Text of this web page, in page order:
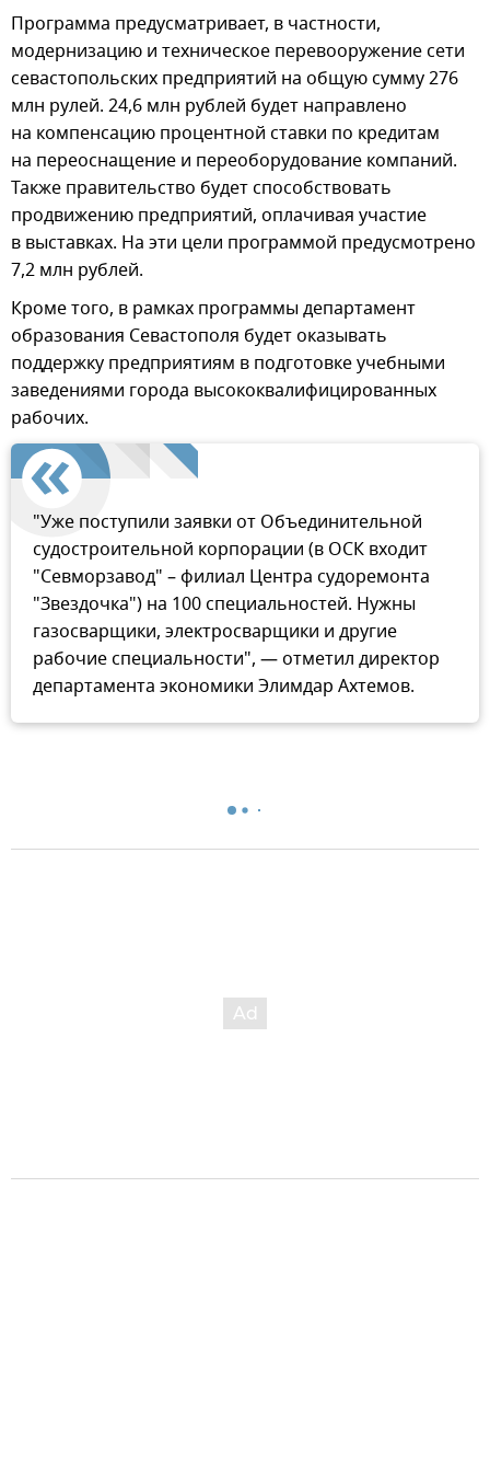
Программа предусматривает, в частности,
модернизацию и техническое перевооружение сети
севастопольских предприятий на общую сумму 276
млн рулей. 24,6 млн рублей будет направлено
на компенсацию процентной ставки по кредитам
на переоснащение и переоборудование компаний.
Также правительство будет способствовать
продвижению предприятий, оплачивая участие
в выставках. На эти цели программой предусмотрено
7,2 млн рублей.
Кроме того, в рамках программы департамент
образования Севастополя будет оказывать
поддержку предприятиям в подготовке учебными
заведениями города высококвалифицированных
рабочих.
"Уже поступили заявки от Объединительной
судостроительной корпорации (в ОСК входит
"Севморзавод" – филиал Центра судоремонта
"Звездочка") на 100 специальностей. Нужны
газосварщики, электросварщики и другие
рабочие специальности", — отметил директор
департамента экономики Элимдар Ахтемов.